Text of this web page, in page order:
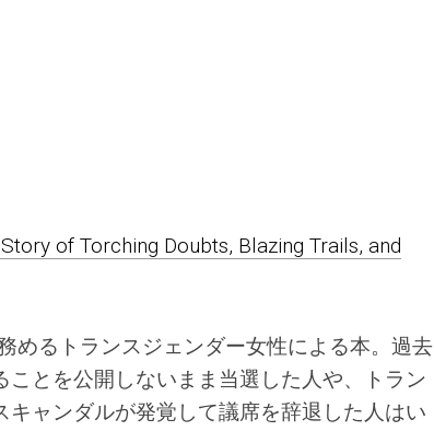
of Torching Doubts, Blazing Trails, and
めるトランスジェンダー女性による本。過去
とを公開しないまま当選した人や、トラン
ャンダルが発覚して議席を辞退した人はい